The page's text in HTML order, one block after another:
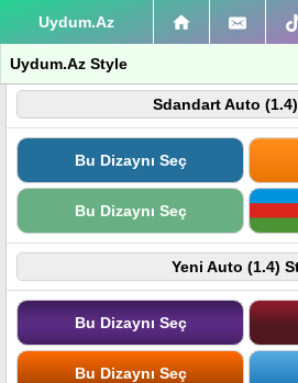
Uydum.Az
Uydum.Az Style
Sdandart Auto
Bu Dizaynı Seç
Bu Dizaynı Seç
Yeni Auto (1.4)
Bu Dizaynı Seç
Bu Dizaynı Seç